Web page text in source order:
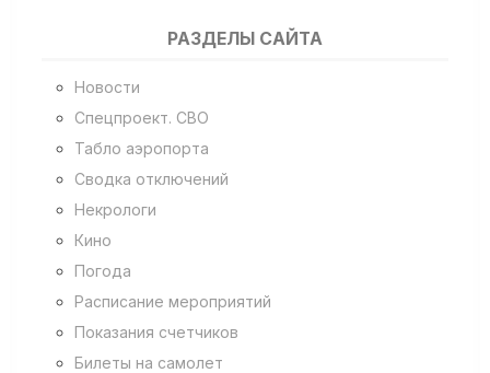
РАЗДЕЛЫ САЙТА
Новости
Спецпроект. СВО
Табло аэропорта
Сводка отключений
Некрологи
Кино
Погода
Расписание мероприятий
Показания счетчиков
Билеты на самолет